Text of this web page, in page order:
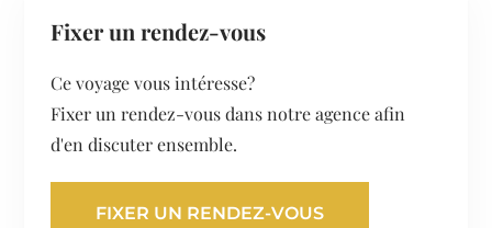
Fixer un rendez-vous
Ce voyage vous intéresse?
Fixer un rendez-vous dans notre agence afin
d'en discuter ensemble.
FIXER UN RENDEZ-VOUS